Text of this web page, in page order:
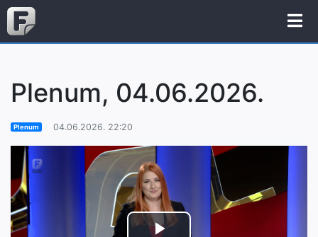
Plenum, 04.06.2026.
Plenum 04.06.2026. 22:20